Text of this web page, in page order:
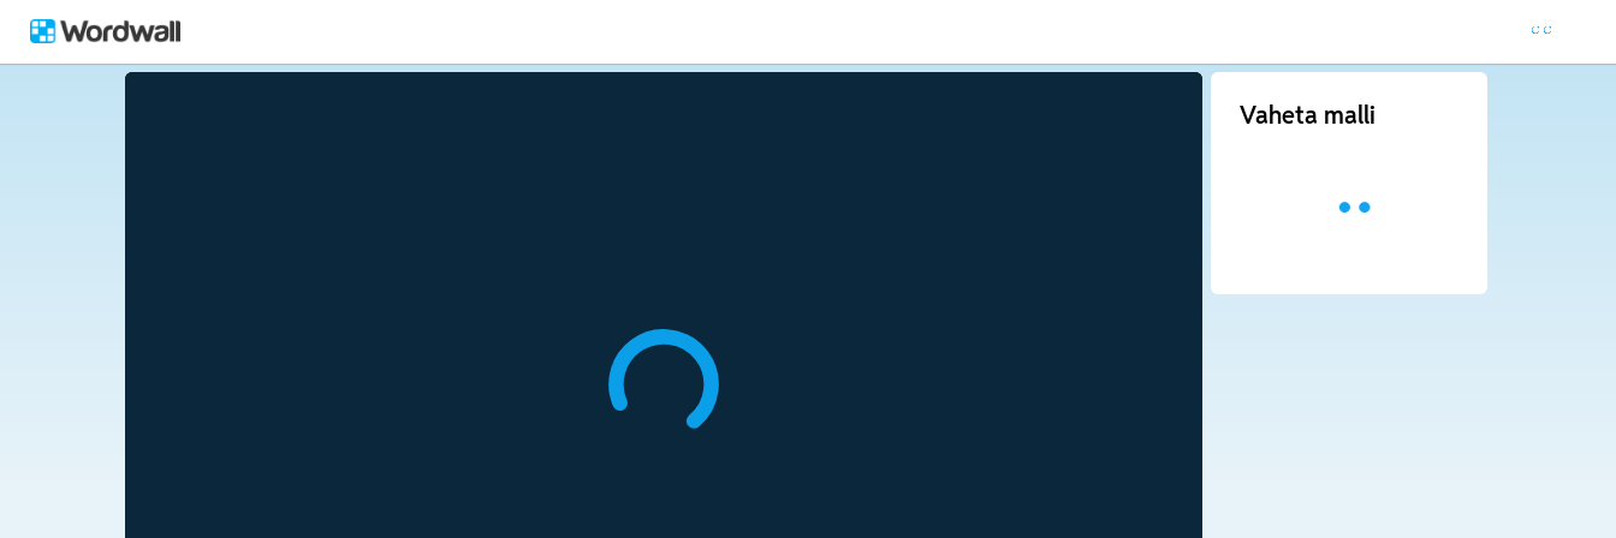
Vaheta malli